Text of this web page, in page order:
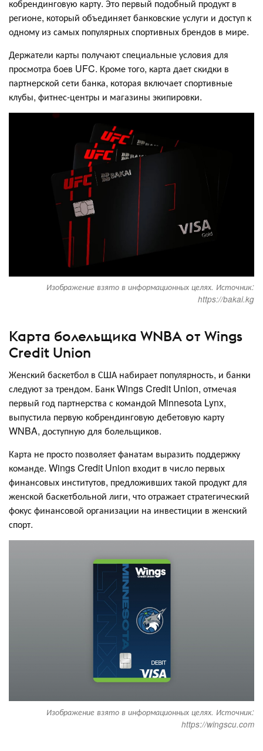
кобрендинговую карту. Это первый подобный продукт в
регионе, который объединяет банковские услуги и доступ к
одному из самых популярных спортивных брендов в мире.
Держатели карты получают специальные условия для
просмотра боев UFC. Кроме того, карта дает скидки в
партнерской сети банка, которая включает спортивные
клубы, фитнес-центры и магазины экипировки.
Изображение взято в информационных целях. Источник:
https://bakai.kg
Карта болельщика WNBA от Wings
Credit Union
Женский баскетбол в США набирает популярность, и банки
следуют за трендом. Банк Wings Credit Union, отмечая
первый год партнерства с командой Minnesota Lynx,
выпустила первую кобрендинговую дебетовую карту
WNBA, доступную для болельщиков.
Карта не просто позволяет фанатам выразить поддержку
команде. Wings Credit Union входит в число первых
финансовых институтов, предложивших такой продукт для
женской баскетбольной лиги, что отражает стратегический
фокус финансовой организации на инвестиции в женский
спорт.
Изображение взято в информационных целях. Источник:
https://wingscu.com